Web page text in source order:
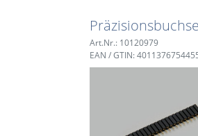
Art.Nr.: 10120979
EAN / GTIN: